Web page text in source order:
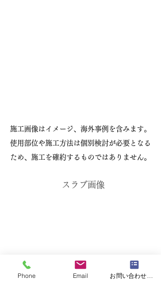
施工画像はイメージ、海外事例を含みます。
使用部位や施工方法は個別検討が必要となる
ため、施工を確約するものではありません。
スラブ画像
Phone Email